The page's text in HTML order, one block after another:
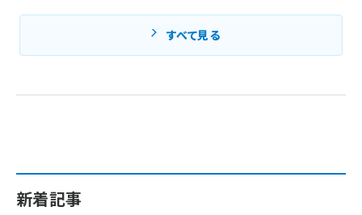
新着記事
すべて見る